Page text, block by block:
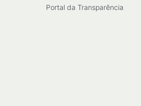
Portal da Transparência